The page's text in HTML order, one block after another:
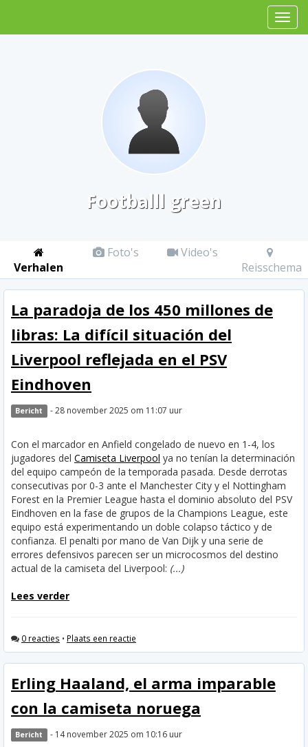
Footballl green
Verhalen
Foto's
Video's
Reisschema
La paradoja de los 450 millones de
libras: La difícil situación del
Liverpool reflejada en el PSV
Eindhoven
Bericht - 28 november 2025 om 11:07 uur
Con el marcador en Anfield congelado de nuevo en 1-4, los
jugadores del Camiseta Liverpool ya no tenían la determinación
del equipo campeón de la temporada pasada. Desde derrotas
consecutivas por 0-3 ante el Manchester City y el Nottingham
Forest en la Premier League hasta el dominio absoluto del PSV
Eindhoven en la fase de grupos de la Champions League, este
equipo está experimentando un doble colapso táctico y de
confianza. El penalti por mano de Van Dijk y una serie de
errores defensivos parecen ser un microcosmos del destino
actual de la camiseta del Liverpool: (...)
Lees verder
0 reacties • Plaats een reactie
Erling Haaland, el arma imparable
con la camiseta noruega
Bericht - 14 november 2025 om 10:16 uur